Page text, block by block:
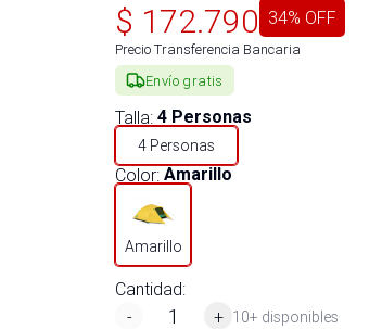
$ 172.790 34% OFF
Precio Transferencia Bancaria
Envío gratis
Talla: 4 Personas
4 Personas
Color: Amarillo
Amarillo
Cantidad:
-
+ 10+ disponibles